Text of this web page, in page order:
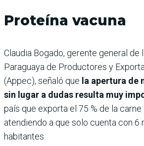
Proteína vacuna
Claudia Bogado, gerente general de
Paraguaya de Productores y
(Appec), señaló que la apertura de
sin lugar a dudas resulta muy
país que exporta el 75 % de la
atendiendo a que solo cuenta con 6
habitantes.